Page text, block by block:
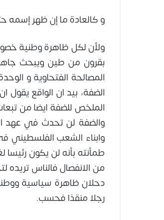
و كالعادة ما إن ظهر إسمه
ولأن لكل ظاهرة وطنية
بقرون من طين ويبحث
المصالحة الفتحاوية و
الضفة، بيد ان الواقع
الملخص للضفة ايضا من
والضفة لن تحدث في عهد
وابناء الشعب الفلسطيني
طمأنته بأنه لن يكون
من الانفصال فالناس
دحلان ظاهرة سياسية
رجلا منقذا فحسب.